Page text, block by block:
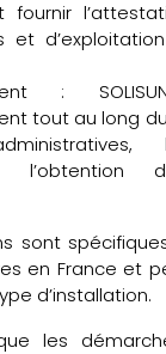
fournir
et
:
tout au long
l’obtention
sont
en France et
d’installation.
les